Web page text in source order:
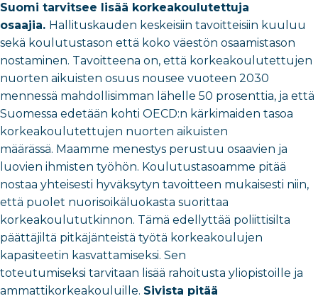
Suomi tarvitsee lisää korkeakoulutettuja
osaajia. Hallituskauden keskeisiin tavoitteisiin kuuluu
sekä koulutustason että koko väestön osaamistason
nostaminen. Tavoitteena on, että korkeakoulutettujen
nuorten aikuisten osuus nousee vuoteen 2030
mennessä mahdollisimman lähelle 50 prosenttia, ja että
Suomessa edetään kohti OECD:n kärkimaiden tasoa
korkeakoulutettujen nuorten aikuisten
määrässä. Maamme menestys perustuu osaavien ja
luovien ihmisten työhön. Koulutustasoamme pitää
nostaa yhteisesti hyväksytyn tavoitteen mukaisesti niin,
että puolet nuorisoikäluokasta suorittaa
korkeakoulututkinnon. Tämä edellyttää poliittisilta
päättäjiltä pitkäjänteistä työtä korkeakoulujen
kapasiteetin kasvattamiseksi. Sen
toteutumiseksi tarvitaan lisää rahoitusta yliopistoille ja
ammattikorkeakouluille. Sivista pitää